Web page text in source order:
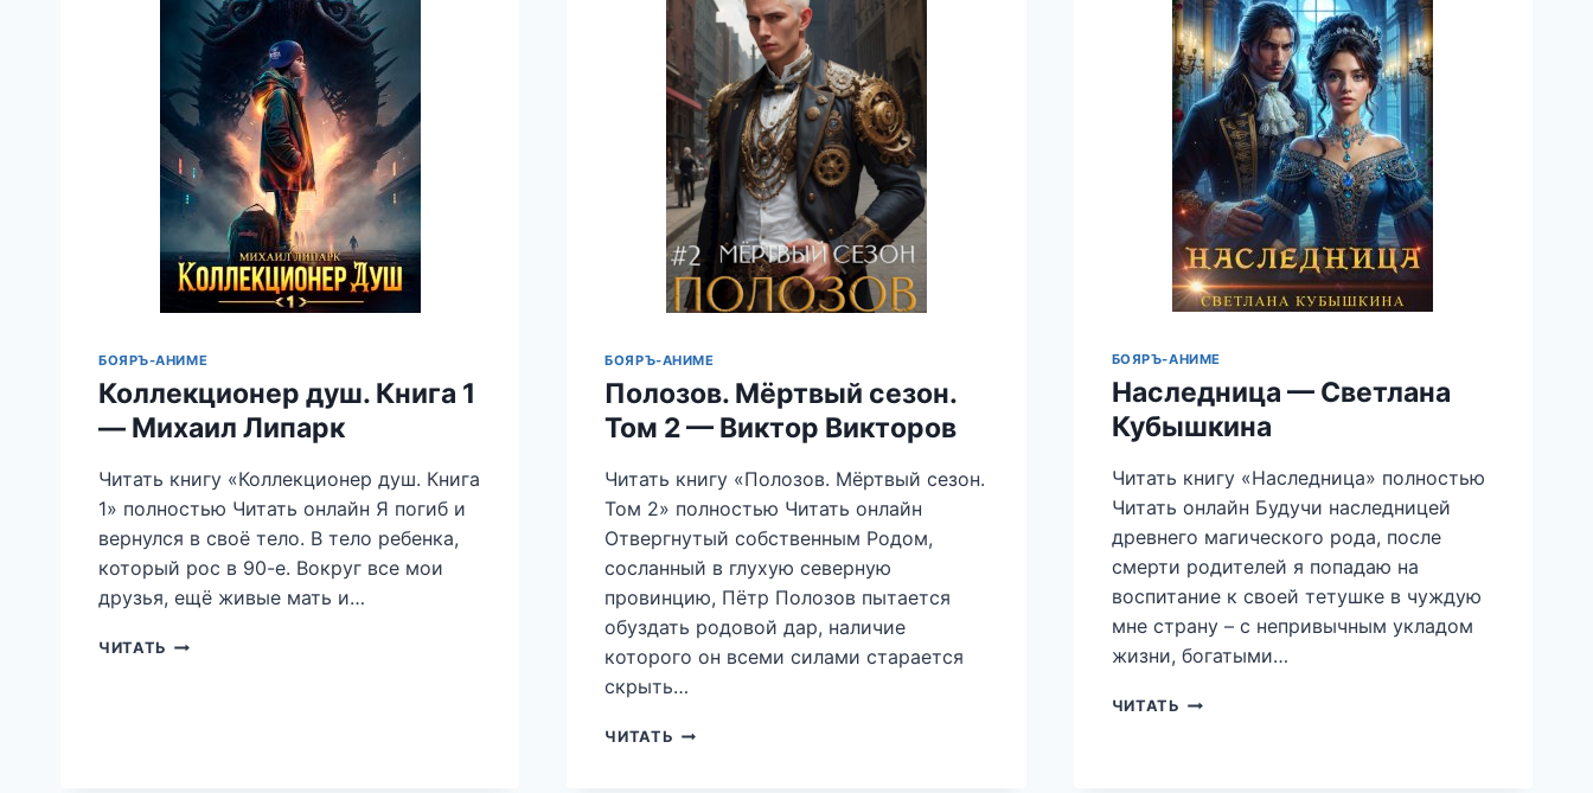
БОЯРЪ-АНИМЕ
Коллекционер душ. Книга 1
— Михаил Липарк
Читать книгу «Коллекционер душ. Книга
1» полностью Читать онлайн Я погиб и
вернулся в своё тело. В тело ребенка,
который рос в 90-е. Вокруг все мои
друзья, ещё живые мать и…
ЧИТАТЬ КОЛЛЕКЦИОНЕР
БОЯРЪ-АНИМЕ
Полозов. Мёртвый сезон.
Том 2 — Виктор Викторов
Читать книгу «Полозов. Мёртвый сезон.
Том 2» полностью Читать онлайн
Отвергнутый собственным Родом,
сосланный в глухую северную
провинцию, Пётр Полозов пытается
обуздать родовой дар, наличие
которого он всеми силами старается
скрыть…
ЧИТАТЬ ПОЛОЗОВ.
БОЯРЪ-АНИМЕ
Наследница — Светлана
Кубышкина
Читать книгу «Наследница» полностью
Читать онлайн Будучи наследницей
древнего магического рода, после
смерти родителей я попадаю на
воспитание к своей тетушке в чуждую
мне страну – с непривычным укладом
жизни, богатыми…
ЧИТАТЬ НАСЛЕДНИЦА